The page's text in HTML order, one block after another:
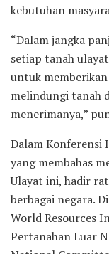
kebutuhan
“Dalam jangka
setiap tanah
untuk
melindungi tanah
menerimanya,”
Dalam Konferensi
yang membahas
Ulayat ini, hadir
berbagai negara.
World Resources
Pertanahan Luar